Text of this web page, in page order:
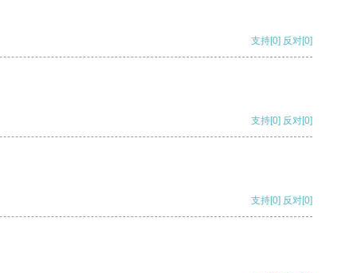
支持[0] 反对[0]
支持[0] 反对[0]
支持[0] 反对[0]